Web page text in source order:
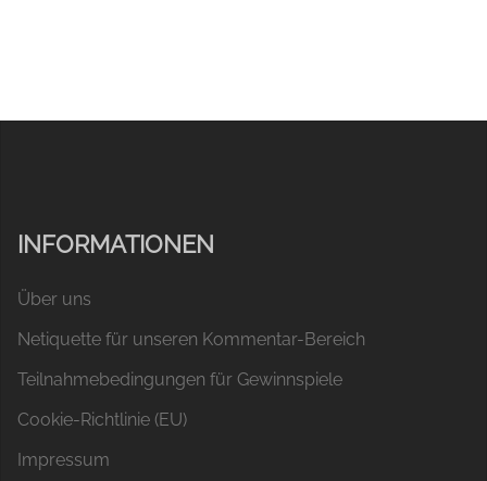
INFORMATIONEN
Über uns
Netiquette für unseren Kommentar-Bereich
Teilnahmebedingungen für Gewinnspiele
Cookie-Richtlinie (EU)
Impressum